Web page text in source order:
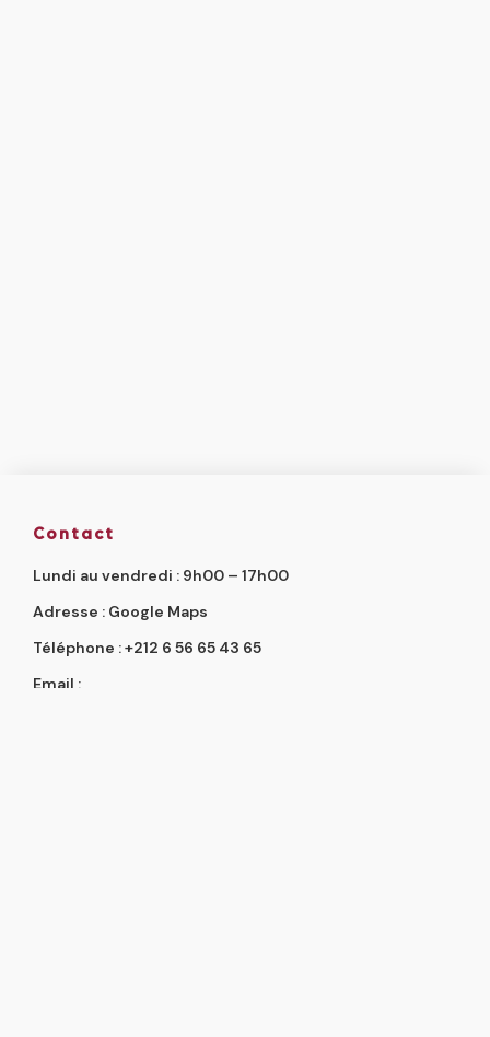
Contact
Lundi au vendredi : 9h00 – 17h00
Adresse : Google Maps
Téléphone :+212 6 56 65 43 65
Email :